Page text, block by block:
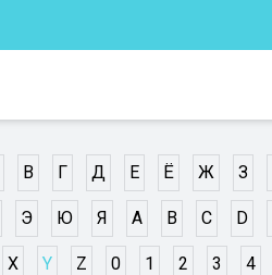
В Г Д Е Ё Ж З
Э Ю Я A B C D
X Y Z 0 1 2 3 4